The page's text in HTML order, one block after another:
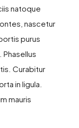
natoque
nascetur
purus
Curabitur
in ligula.
mauris